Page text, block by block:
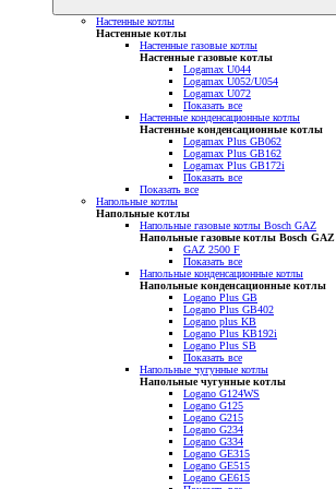
Настенные котлы
Настенные котлы
Настенные газовые котлы
Настенные газовые котлы
Logamax U044
Logamax U052/U054
Logamax U072
Показать все
Настенные конденсационные котлы
Настенные конденсационные котлы
Logamax Plus GB062
Logamax Plus GB162
Logamax Plus GB172i
Показать все
Показать все
Напольные котлы
Напольные котлы
Напольные газовые котлы Bosch GAZ
Напольные газовые котлы Bosch GAZ
GAZ 2500 F
Показать все
Напольные конденсационные котлы
Напольные конденсационные котлы
Logano Plus GB
Logano Plus GB402
Logano plus KB
Logano Plus KB192i
Logano Plus SB
Показать все
Напольные чугунные котлы
Напольные чугунные котлы
Logano G124WS
Logano G125
Logano G215
Logano G234
Logano G334
Logano GE315
Logano GE515
Logano GE615